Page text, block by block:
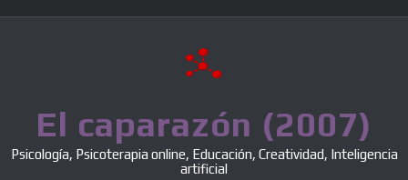
El caparazón (2007)
Psicología, Psicoterapia online, Educación, Creatividad, Inteligencia
artificial